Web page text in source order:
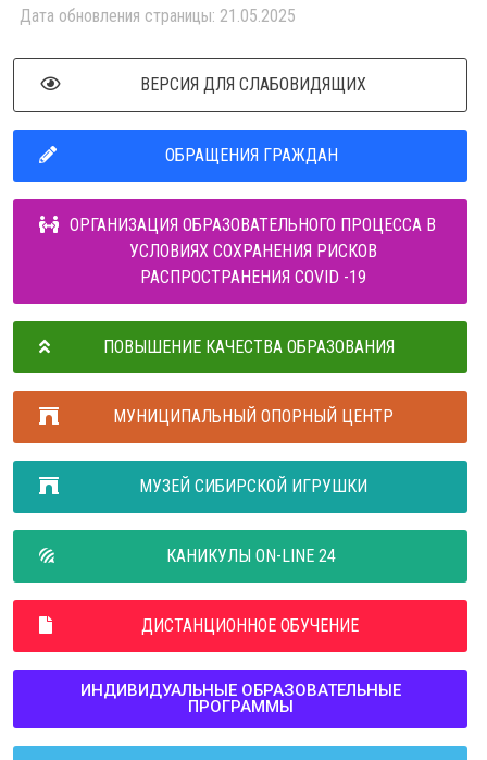
Дата обновления страницы: 21.05.2025
ВЕРСИЯ ДЛЯ СЛАБОВИДЯЩИХ
ОБРАЩЕНИЯ ГРАЖДАН
ОРГАНИЗАЦИЯ ОБРАЗОВАТЕЛЬНОГО ПРОЦЕССА В
УСЛОВИЯХ СОХРАНЕНИЯ РИСКОВ
РАСПРОСТРАНЕНИЯ COVID -19
ПОВЫШЕНИЕ КАЧЕСТВА ОБРАЗОВАНИЯ
МУНИЦИПАЛЬНЫЙ ОПОРНЫЙ ЦЕНТР
МУЗЕЙ СИБИРСКОЙ ИГРУШКИ
КАНИКУЛЫ ON-LINE 24
ДИСТАНЦИОННОЕ ОБУЧЕНИЕ
ИНДИВИДУАЛЬНЫЕ ОБРАЗОВАТЕЛЬНЫЕ
ПРОГРАММЫ